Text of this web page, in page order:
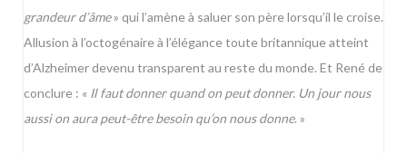
grandeur d’âme» qui l’amène à saluer son père lorsqu’il le croise.
Allusion à l’octogénaire à l’élégance toute britannique atteint
d’Alzheimer devenu transparent au reste du monde. Et René de
conclure : « Il faut donner quand on peut donner. Un jour nous
aussi on aura peut-être besoin qu’on nous donne. »